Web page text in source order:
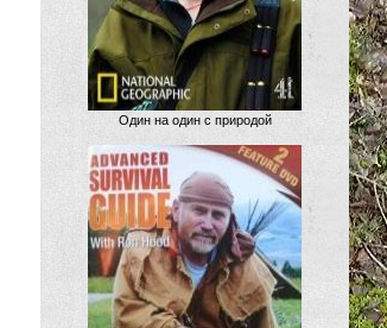
Один на один с природой